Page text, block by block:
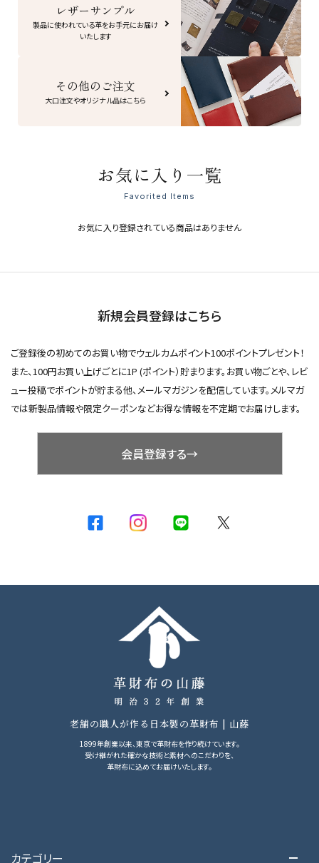
レザーサンプル
製品に使われている革をお手元にお届け
いたします
その他のご注文
大口注文やオリジナル品はこちら
お気に入り一覧
Favorited Items
お気に入り登録されている商品はありません
新規会員登録はこちら
ご登録後の初めてのお買い物でウェルカムポイント100ポイントプレゼント！
また、100円お買い上げごとに1P (ポイント）貯まります。お買い物ごとや、レビ
ュー投稿でポイントが貯まる他、メールマガジンを配信しています。メルマガ
では新製品情報や限定クーポンなどお得な情報を不定期でお届けします。
会員登録する→
老舗の職人が作る日本製の革財布 | 山藤
1899年創業以来、東京で革財布を作り続けています。
受け継がれた確かな技術と素材へのこだわりを、
革財布に込めてお届けいたします。
カテゴリー